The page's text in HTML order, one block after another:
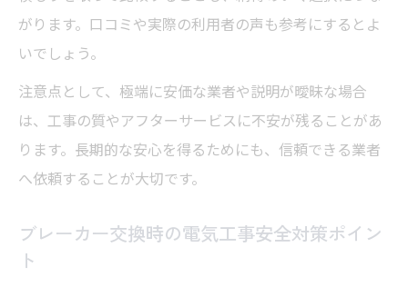
電気工事におけるブレーカー交換費用の相
紹介
電気工事の追加料金が発生しやすいケース
複数業者の電気工事費用を比較するメリッ
電気工事費用の透明性を高める確認事項
がります。口コミや実際の利用者の声も参考にするとよ
いでしょう。
注意点として、極端に安価な業者や説明が曖昧な場合
は、工事の質やアフターサービスに不安が残ることがあ
ります。長期的な安心を得るためにも、信頼できる業者
へ依頼することが大切です。
ブレーカー交換時の電気工事安全対策ポイン
ト